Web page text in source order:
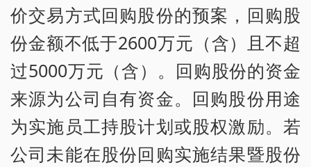
价交易方式回购股份的预案，回购股
份金额不低于2600万元（含）且不超
过5000万元（含）。回购股份的资金
来源为公司自有资金。回购股份用途
为实施员工持股计划或股权激励。若
公司未能在股份回购实施结果暨股份